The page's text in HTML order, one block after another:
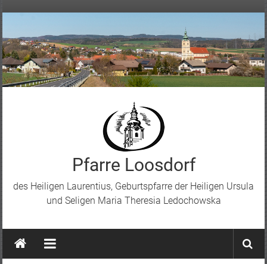
Pfarre Loosdorf
des Heiligen Laurentius, Geburtspfarre der Heiligen Ursula
und Seligen Maria Theresia Ledochowska